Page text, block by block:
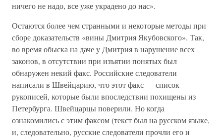
ничего не надо, все уже украдено до нас».
Остаются более чем странными и некоторые методы при
сборе доказательств «вины Дмитрия Якубовского». Так,
во время обыска на даче у Дмитрия в нарушение всех
законов, в отсутствии при изъятии понятых был
обнаружен некий факс. Российские следователи
написали в Швейцарию, что этот факс — список
рукописей, которые были впоследствии похищены из
Петербурга. Швейцарцы поверили. Но когда
ознакомились с этим факсом (текст был на русском языке,
и, следовательно, русские следователи прочли его и